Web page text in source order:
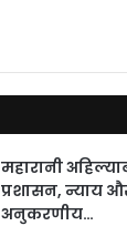
महारानी
प्रशासन, न्याय
अनुकरणीय…